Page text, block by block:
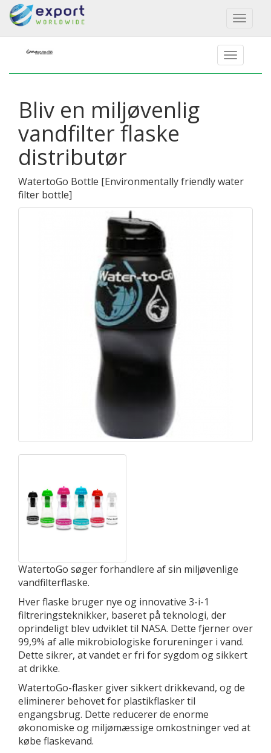
Toggle
Bliv en miljøvenlig
vandfilter flaske
distributør
WatertoGo Bottle [Environmentally friendly water
filter bottle]
WatertoGo søger forhandlere af sin miljøvenlige
vandfilterflaske.
Hver flaske bruger nye og innovative 3-i-1
filtreringsteknikker, baseret på teknologi, der
oprindeligt blev udviklet til NASA. Dette fjerner over
99,9% af alle mikrobiologiske forureninger i vand.
Dette sikrer, at vandet er fri for sygdom og sikkert
at drikke.
WatertoGo-flasker giver sikkert drikkevand, og de
eliminerer behovet for plastikflasker til
engangsbrug. Dette reducerer de enorme
økonomiske og miljømæssige omkostninger ved at
købe flaskevand.